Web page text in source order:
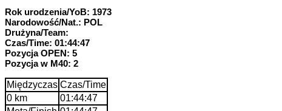
Rok urodzenia/YoB: 1973
Narodowość/Nat.: POL
Drużyna/Team:
Czas/Time: 01:44:47
Pozycja OPEN: 5
Pozycja w M40: 2
Międzyczas Czas/Time
0 km
01:44:47